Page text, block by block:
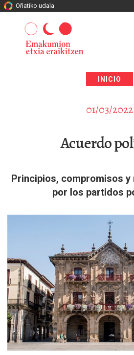
Oñatiko udala
INICIO
01/03/2022
Acuerdo
Principios, compromisos
por los partidos